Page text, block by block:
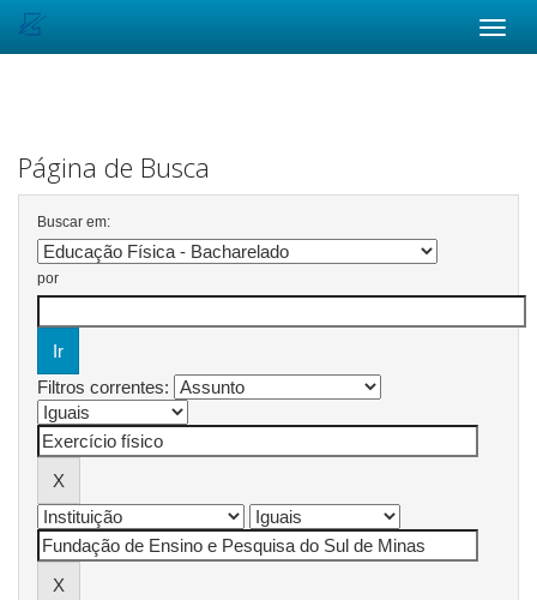
Página de Busca
Buscar em:
por
Filtros correntes: